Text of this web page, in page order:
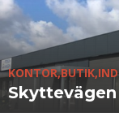
Skyttevägen